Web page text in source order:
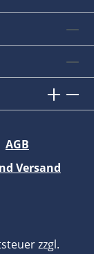
AGB
Versand
zzgl.